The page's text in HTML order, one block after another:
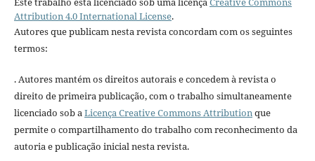
Attribution 4.0 International License.
Autores que publicam nesta revista concordam com os seguintes
termos:
. Autores mantém os direitos autorais e concedem à revista o
direito de primeira publicação, com o trabalho simultaneamente
licenciado sob aLicença Creative Commons Attributionque
permite o compartilhamento do trabalho com reconhecimento da
autoria e publicação inicial nesta revista.